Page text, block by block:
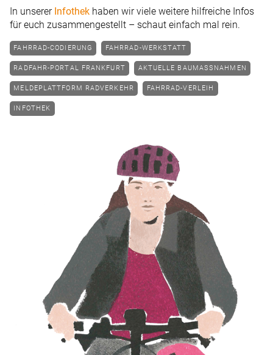
In unserer Infothek haben wir viele weitere hilfreiche Infos
für euch zusammengestellt – schaut einfach mal rein.
FAHRRAD-CODIERUNG FAHRRAD-WERKSTATT
RADFAHR-PORTAL FRANKFURT AKTUELLE BAUMASSNAHMEN
MELDEPLATTFORM RADVERKEHR FAHRRAD-VERLEIH
INFOTHEK